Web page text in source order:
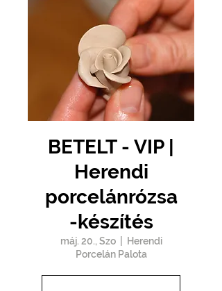
BETELT - VIP |
Herendi
porcelánrózsa
-készítés
máj. 20., Szo
  |
Herendi
Porcelán Palota